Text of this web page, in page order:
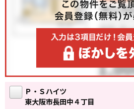
Ｐ・Ｓハイツ
東大阪市長田中４丁目